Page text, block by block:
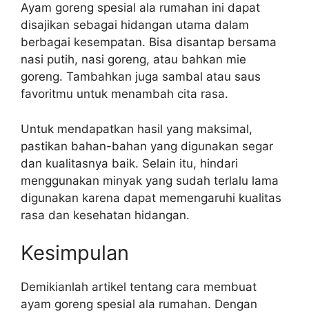
Ayam goreng spesial ala rumahan ini dapat
disajikan sebagai hidangan utama dalam
berbagai kesempatan. Bisa disantap bersama
nasi putih, nasi goreng, atau bahkan mie
goreng. Tambahkan juga sambal atau saus
favoritmu untuk menambah cita rasa.
Untuk mendapatkan hasil yang maksimal,
pastikan bahan-bahan yang digunakan segar
dan kualitasnya baik. Selain itu, hindari
menggunakan minyak yang sudah terlalu lama
digunakan karena dapat memengaruhi kualitas
rasa dan kesehatan hidangan.
Kesimpulan
Demikianlah artikel tentang cara membuat
ayam goreng spesial ala rumahan. Dengan